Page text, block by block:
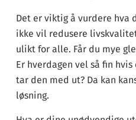
Det er viktig å vurdere hva
ikke vil redusere
ulikt for alle. Får du mye
Er hverdagen vel så fin
tar den med ut? Da kan
løsning.